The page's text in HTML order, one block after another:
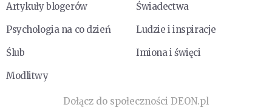
Artykuły blogerów
Świadectwa
Psychologia na co dzień
Ludzie i inspiracje
Ślub
Imiona i święci
Modlitwy
Dołącz do społeczności DEON.pl